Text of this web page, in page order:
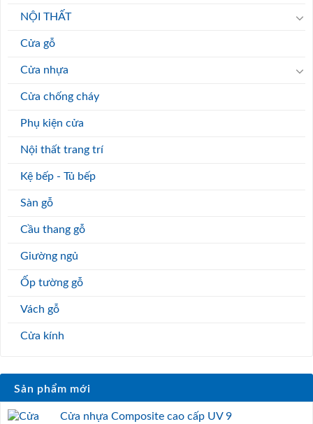
NỘI THẤT
Cửa gỗ
Cửa nhựa
Cửa chống cháy
Phụ kiện cửa
Nội thất trang trí
Kệ bếp - Tủ bếp
Sàn gỗ
Cầu thang gỗ
Giường ngủ
Ốp tường gỗ
Vách gỗ
Cửa kính
Sản phẩm mới
Cửa nhựa Composite cao cấp UV 9